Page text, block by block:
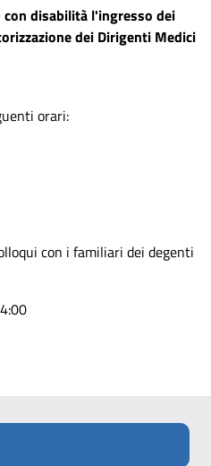
disabilità l'ingresso dei
dei Dirigenti Medici
orari:
con i familiari dei degenti